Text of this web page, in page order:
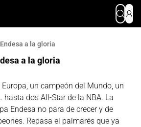
a la gloria
a la gloria
un campeón del Mundo, un
dos All-Star de la NBA. La
Endesa no para de crecer y de
Repasa el palmarés que ya